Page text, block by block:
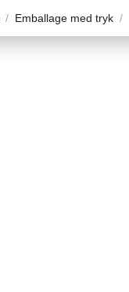
Emballage med tryk